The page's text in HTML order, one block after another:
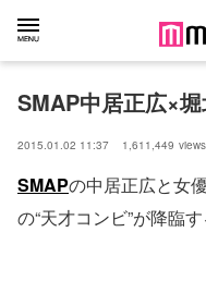
SMAP中居正広×
2015.01.02 11:37 1,611,449 views
SMAPの中居正広と女
の“天才コンビ”が降臨す